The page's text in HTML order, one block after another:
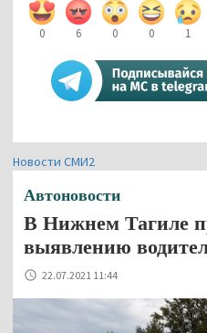
0 6 0 0 1
Новости СМИ2
Автоновости
В Нижнем Тагиле
выявлению
22.07.2021 11:44